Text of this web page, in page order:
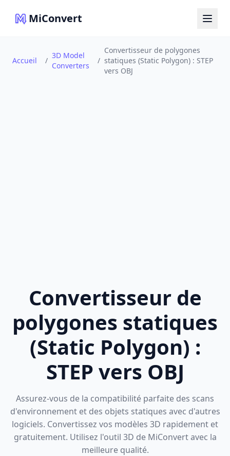
MiConvert
Accueil /
3D Model
Converters
/
Convertisseur de polygones
statiques (Static Polygon) : STEP
vers OBJ
Convertisseur de
polygones statiques
(Static Polygon) :
STEP vers OBJ
Assurez-vous de la compatibilité parfaite des scans
d'environnement et des objets statiques avec d'autres
logiciels. Convertissez vos modèles 3D rapidement et
gratuitement. Utilisez l'outil 3D de MiConvert avec la
meilleure qualité.